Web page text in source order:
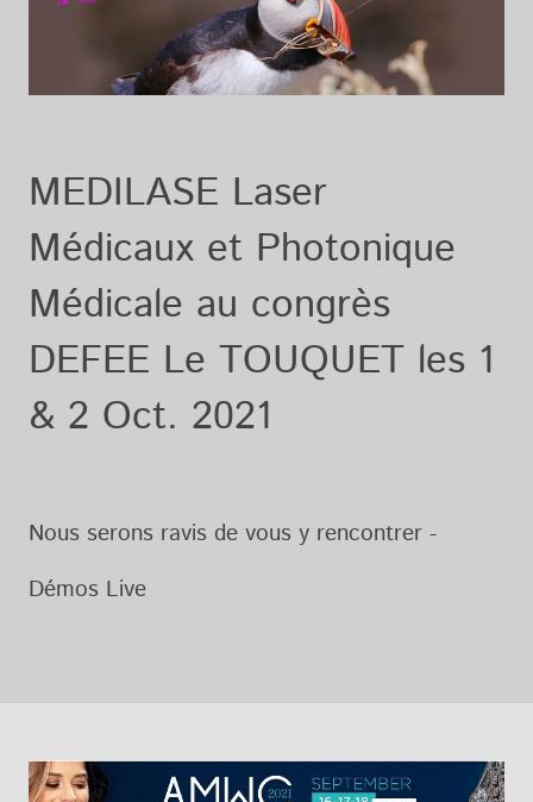
MEDILASE Laser
Médicaux et Photonique
Médicale au congrès
DEFEE Le TOUQUET les 1
& 2 Oct. 2021
Nous serons ravis de vous y rencontrer -
Démos Live